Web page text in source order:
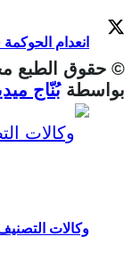
انعدام
وكالات
© حقوق الطبع
بواسطةبُنّاج